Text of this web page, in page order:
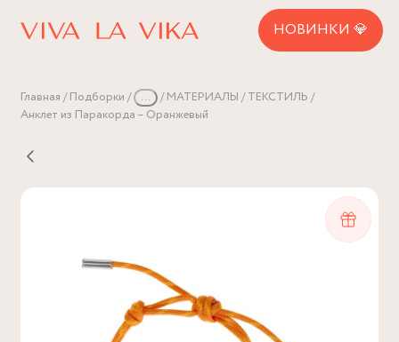
НОВИНКИ 💎
Главная Подборки ... МАТЕРИАЛЫ
ТЕКСТИЛЬ
Анклет из Паракорда – Оранжевый